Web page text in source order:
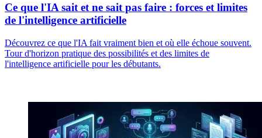
Ce que l'IA sait et ne sait pas faire : forces et limites
de l'intelligence artificielle
Découvrez ce que l'IA fait vraiment bien et où elle échoue souvent.
Tour d'horizon pratique des possibilités et des limites de
l'intelligence artificielle pour les débutants.